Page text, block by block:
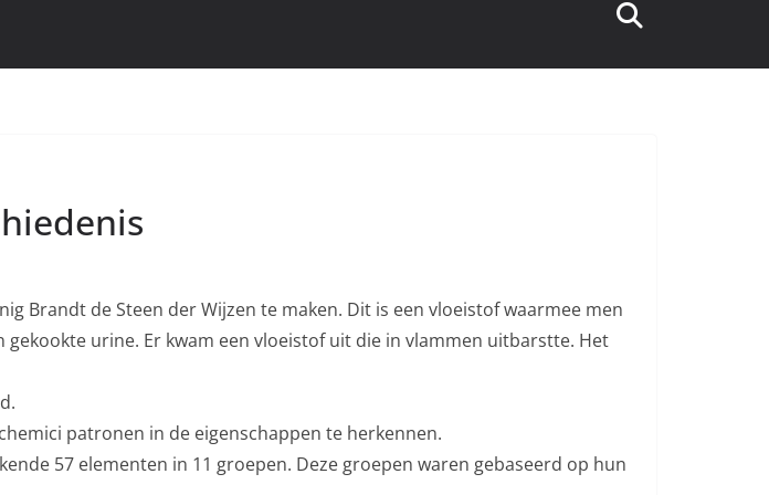
Brandt de Steen der Wijzen te maken. Dit is een vloeistof waarmee men
urine. Er kwam een vloeistof uit die in vlammen uitbarstte. Het
patronen in de eigenschappen te herkennen.
57 elementen in 11 groepen. Deze groepen waren gebaseerd op hun